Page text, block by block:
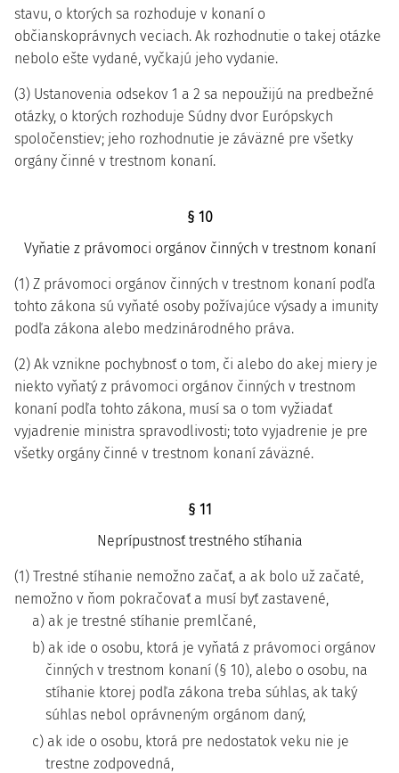
stavu, o ktorých sa rozhoduje v konaní o
občianskoprávnych veciach. Ak rozhodnutie o takej otázke
nebolo ešte vydané, vyčkajú jeho vydanie.
(3) Ustanovenia odsekov 1 a 2 sa nepoužijú na predbežné
otázky, o ktorých rozhoduje Súdny dvor Európskych
spoločenstiev; jeho rozhodnutie je záväzné pre všetky
orgány činné v trestnom konaní.
§ 10
Vyňatie z právomoci orgánov činných v trestnom konaní
(1) Z právomoci orgánov činných v trestnom konaní podľa
tohto zákona sú vyňaté osoby požívajúce výsady a imunity
podľa zákona alebo medzinárodného práva.
(2) Ak vznikne pochybnosť o tom, či alebo do akej miery je
niekto vyňatý z právomoci orgánov činných v trestnom
konaní podľa tohto zákona, musí sa o tom vyžiadať
vyjadrenie ministra spravodlivosti; toto vyjadrenie je pre
všetky orgány činné v trestnom konaní záväzné.
§ 11
Neprípustnosť trestného stíhania
(1) Trestné stíhanie nemožno začať, a ak bolo už začaté,
nemožno v ňom pokračovať a musí byť zastavené,
a) ak je trestné stíhanie premlčané,
b) ak ide o osobu, ktorá je vyňatá z právomoci orgánov
činných v trestnom konaní (§ 10), alebo o osobu, na
stíhanie ktorej podľa zákona treba súhlas, ak taký
súhlas nebol oprávneným orgánom daný,
c) ak ide o osobu, ktorá pre nedostatok veku nie je
trestne zodpovedná,